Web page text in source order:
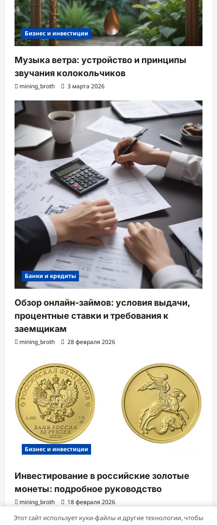
Бизнес и инвестиции
Музыка ветра: устройство и принципы
звучания колокольчиков
mining_broth 3 марта 2026
Банки и кредиты
Обзор онлайн-займов: условия выдачи,
процентные ставки и требования к
заемщикам
mining_broth 28 февраля 2026
Бизнес и инвестиции
Инвестирование в российские золотые
монеты: подробное руководство
mining_broth 18 февраля 2026
Этот сайт использует куки-файлы и другие технологии, чтобы